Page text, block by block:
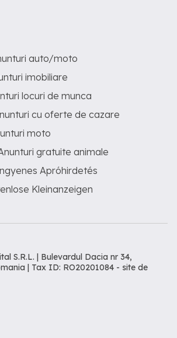
auto/moto
imobiliare
locuri de munca
cu oferte de cazare
moto
gratuite animale
Apróhirdetés
Kleinanzeigen
S.R.L. | Bulevardul Dacia nr 34,
| Tax ID: RO20201084 - site de